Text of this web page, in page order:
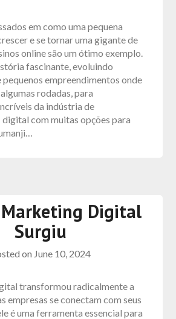
​​em como uma pequena
e se tornar uma gigante de
online são um ótimo exemplo.
fascinante, evoluindo
empreendimentos onde
rodadas, para
da indústria de
com muitas opções para
Marketing Digital
Surgiu
on June 10, 2024
transformou radicalmente a
empresas se conectam com seus
é uma ferramenta essencial para